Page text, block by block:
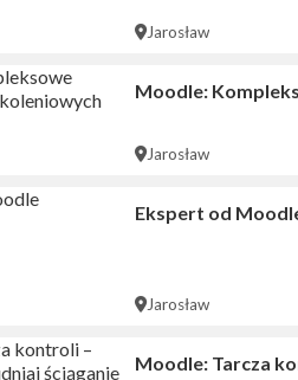
Jarosław
Moodle:
Jarosław
Ekspert od
Jarosław
Moodle: Tarcza